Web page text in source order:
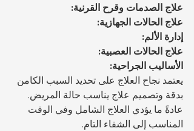
علاج الصدمات وقرح القرنية:
علاج الحالات الجهازية:
إدارة الألم:
علاج الحالات العصبية:
الأساليب الجراحية:
يعتمد نجاح العلاج على تحديد السبب الكامن
بدقة وتصميم علاج يناسب حالة المريض.
عادةً ما يؤدي العلاج الشامل وفي الوقت
المناسب إلى الشفاء التام.